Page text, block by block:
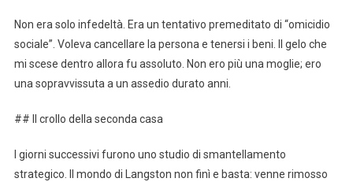
Non era solo infedeltà. Era un tentativo premeditato di “omicidio
sociale”. Voleva cancellare la persona e tenersi i beni. Il gelo che
mi scese dentro allora fu assoluto. Non ero più una moglie; ero
una sopravvissuta a un assedio durato anni.
## Il crollo della seconda casa
I giorni successivi furono uno studio di smantellamento
strategico. Il mondo di Langston non finì e basta: venne rimosso